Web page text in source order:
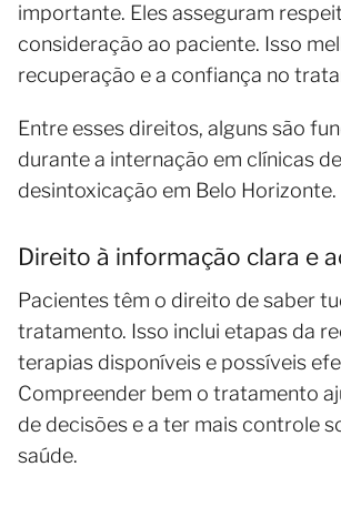
importante. Eles asseguram
consideração ao paciente. Isso
recuperação e a confiança no
Entre esses direitos, alguns são
durante a internação em clínicas de
desintoxicação em Belo Horizonte.
Direito à informação clara e
Pacientes têm o direito de saber
tratamento. Isso inclui etapas da
terapias disponíveis e possíveis
Compreender bem o tratamento
de decisões e a ter mais controle
saúde.